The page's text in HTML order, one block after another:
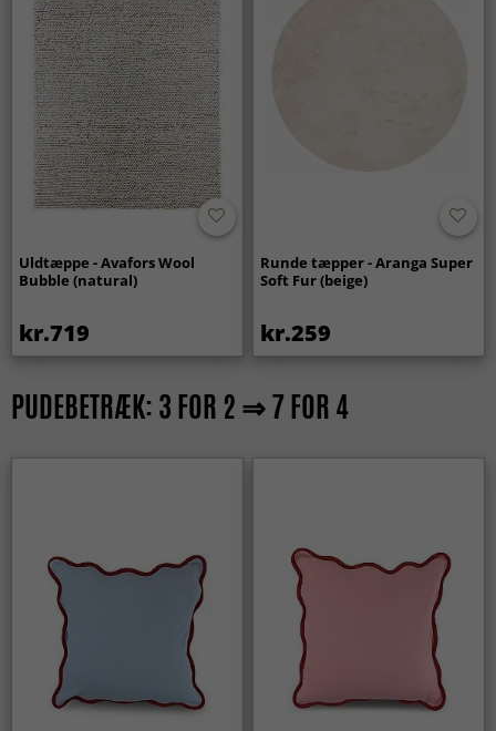
Uldtæppe - Avafors Wool
Bubble (natural)
kr.719
Runde tæpper - Aranga Super
Soft Fur (beige)
kr.259
PUDEBETRÆK: 3 FOR 2 ⇒ 7 FOR 4